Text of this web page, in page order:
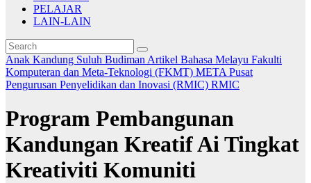
PELAJAR
LAIN-LAIN
Anak Kandung Suluh Budiman Artikel Bahasa Melayu Fakulti
Komputeran dan Meta-Teknologi (FKMT) META Pusat
Pengurusan Penyelidikan dan Inovasi (RMIC) RMIC
Program Pembangunan
Kandungan Kreatif Ai Tingkat
Kreativiti Komuniti